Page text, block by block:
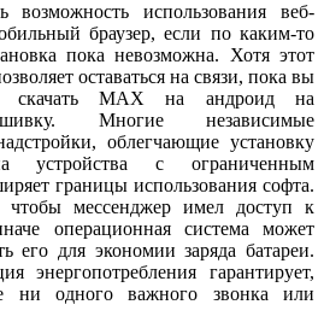
возможность использования веб-
браузер, если по каким-то
пока невозможна. Хотя этот
оставаться на связи, пока вы
скачать MAX на андроид на
Многие независимые
облегчающие установку
устройства с ограниченным
границы использования софта.
мессенджер имел доступ к
операционная система может
его для экономии заряда батареи.
энергопотребления гарантирует,
ни одного важного звонка или